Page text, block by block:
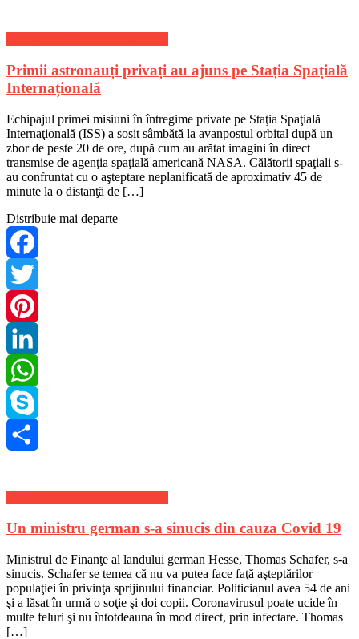
Primii astronauți privați au ajuns pe Stația Spațială
Internațională
Echipajul primei misiuni în întregime private pe Staţia Spaţială
Internaţională (ISS) a sosit sâmbătă la avanpostul orbital după un
zbor de peste 20 de ore, după cum au arătat imagini în direct
transmise de agenţia spaţială americană NASA. Călătorii spaţiali s-
au confruntat cu o aşteptare neplanificată de aproximativ 45 de
minute la o distanţă de […]
Distribuie mai departe
Facebook
Twitter
Pinterest
LinkedIn
WhatsApp
Skype
Un ministru german s-a sinucis din cauza Covid 19
Ministrul de Finanţe al landului german Hesse, Thomas Schafer, s-a
sinucis. Schafer se temea că nu va putea face faţă aşteptărilor
populaţiei în privinţa sprijinului financiar. Politicianul avea 54 de ani
şi a lăsat în urmă o soţie şi doi copii. Coronavirusul poate ucide în
multe feluri şi nu întotdeauna în mod direct, prin infectare. Thomas
[…]